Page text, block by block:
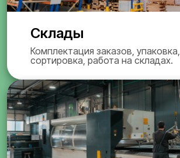
Склады
Комплектация заказов, упаковка,
сортировка, работа на складах.